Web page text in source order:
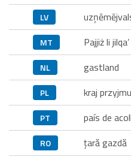
LV
MT Pajjiż li jilqa’
NL gastland
PL kraj
PT país de
RO ţară gazdă